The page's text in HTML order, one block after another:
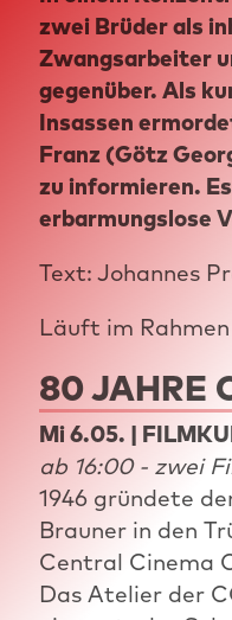
zwei Brüder als
Zwangsarbeiter
gegenüber. Als
Insassen
Franz (Götz
zu informieren.
erbarmungslose
Text: Johannes
Läuft im
80 JAHRE
Mi 6.05. |
ab 16:00 - zwei
1946 gründete
Brauner in den
Central Cinema
Das Atelier der